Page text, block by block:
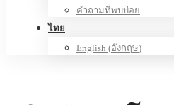
คำถามที่พบบ่อย
ไทย
English (อังกฤษ)